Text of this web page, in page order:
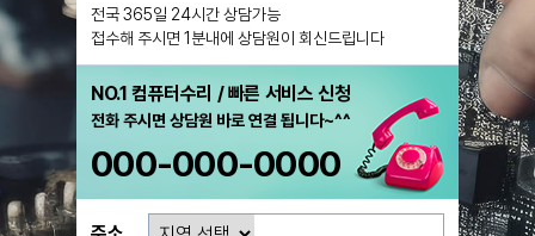
전국 365일 24시간 상담가능
접수해 주시면 1분내에 상담원이 회신드립니다
NO.1 컴퓨터수리 / 빠른 서비스 신청
전화 주시면 상담원 바로 연결 됩니다~^^
000-000-0000